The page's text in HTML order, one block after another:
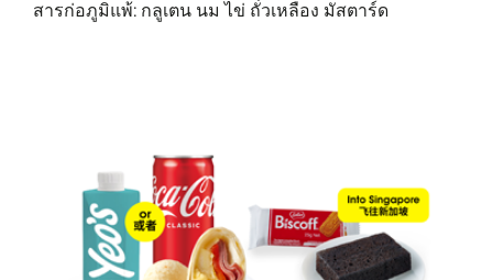
สารก่อภูมิแพ้: กลูเตน นม ไข่ ถั่วเหลือง มัสตาร์ด